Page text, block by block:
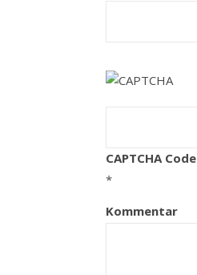
CAPTCHA Code
*
Kommentar